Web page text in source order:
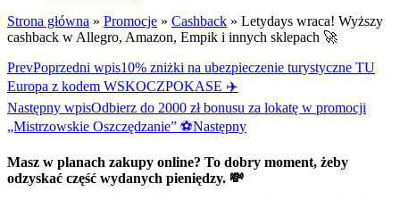
Strona główna » Promocje » Cashback » Letydays wraca! Wyższy
cashback w Allegro, Amazon, Empik i innych sklepach 🚀
PrevPoprzedni wpis10% zniżki na ubezpieczenie turystyczne TU
Europa z kodem WSKOCZPOKASE ✈️
Następny wpisOdbierz do 2000 zł bonusu za lokatę w promocji
„Mistrzowskie Oszczędzanie” ⚽Następny
Masz w planach zakupy online? To dobry moment, żeby
odzyskać część wydanych pieniędzy. 💸